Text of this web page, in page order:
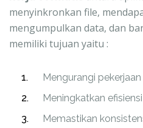
menyinkronkan file,
mengumpulkan data, dan
memiliki tujuan yaitu :
Mengurangi
Meningkatkan
Memastikan